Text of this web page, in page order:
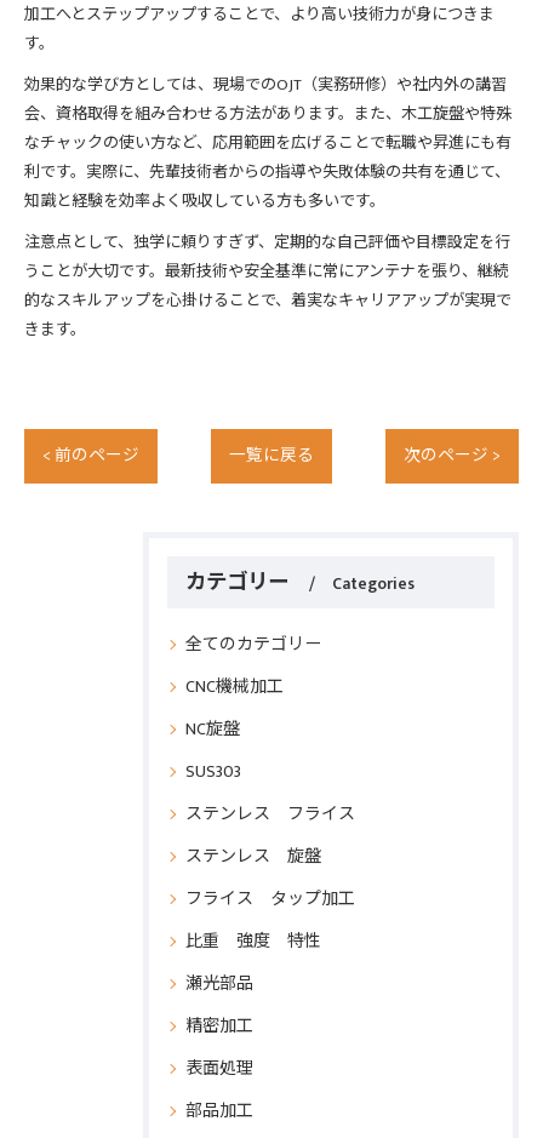
加工へとステップアップすることで、より高い技術力が身につきま
す。
効果的な学び方としては、現場でのOJT（実務研修）や社内外の講習
会、資格取得を組み合わせる方法があります。また、木工旋盤や特殊
なチャックの使い方など、応用範囲を広げることで転職や昇進にも有
利です。実際に、先輩技術者からの指導や失敗体験の共有を通じて、
知識と経験を効率よく吸収している方も多いです。
注意点として、独学に頼りすぎず、定期的な自己評価や目標設定を行
うことが大切です。最新技術や安全基準に常にアンテナを張り、継続
的なスキルアップを心掛けることで、着実なキャリアアップが実現で
きます。
< 前のページ 一覧に戻る 次のページ >
カテゴリー Categories
全てのカテゴリー
CNC機械加工
NC旋盤
SUS303
ステンレス フライス
ステンレス 旋盤
フライス タップ加工
比重 強度 特性
瀬光部品
精密加工
表面処理
部品加工